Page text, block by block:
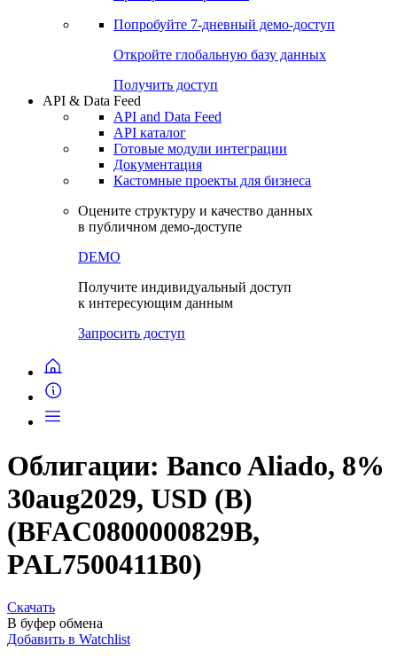
Чат
Проверка контрагента
Попробуйте7-дневный
Откройте глобальную базу данных
Получить доступ
API & Data Feed
API and Data Feed
Готовые модули интеграции
Документация
в публичном демо-доступе
Облигации: Banco Aliado, 8%
30aug2029, USD (B)
PAL7500411B0)